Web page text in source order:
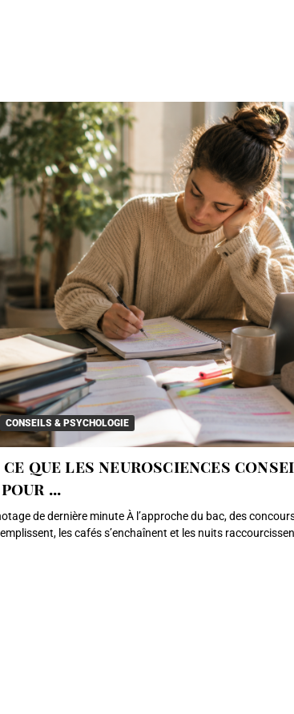
CONSEILS & PSYCHOLOGIE
ce que les neurosciences
...
de dernière minute À l’approche du bac, des
les cafés s’enchaînent et les nuits